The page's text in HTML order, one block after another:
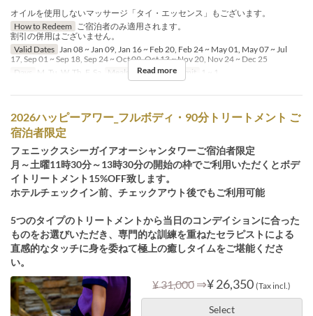
オイルを使用しないマッサージ「タイ・エッセンス」もございます。
How to Redeem ご宿泊者のみ適用されます。
割引の併用はございません。
Valid Dates Jan 08 ~ Jan 09, Jan 16 ~ Feb 20, Feb 24 ~ May 01, May 07 ~ Jul
17, Sep 01 ~ Sep 18, Sep 24 ~ Oct 09, Oct 13 ~ Nov 20, Nov 24 ~ Dec 25
Days
M, Tu, W, Th, F, Sa Meals Tea Order Limit 1 ~ 1
Read more
2026ハッピーアワー_フルボディ・90分トリートメント ご
宿泊者限定
フェニックスシーガイアオーシャンタワーご宿泊者限定
月～土曜11時30分～13時30分の開始の枠でご利用いただくとボデ
イトリートメント15%OFF致します。
ホテルチェックイン前、チェックアウト後でもご利用可能
5つのタイプのトリートメントから当日のコンデイションに合った
ものをお選びいただき、専門的な訓練を重ねたセラピストによる
直感的なタッチに身を委ねて極上の癒しタイムをご堪能くださ
い。
¥ 31,000 ⇒¥ 26,350 (Tax incl.)
Select